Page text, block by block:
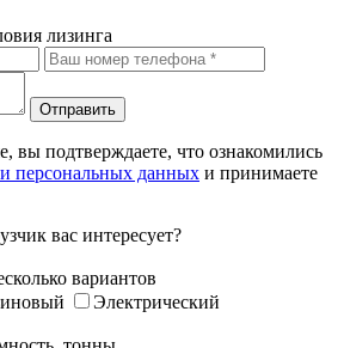
лизинга
Отправить
подтверждаете, что ознакомились
персональных данных и принимаете
вас интересует?
вариантов
Электрический